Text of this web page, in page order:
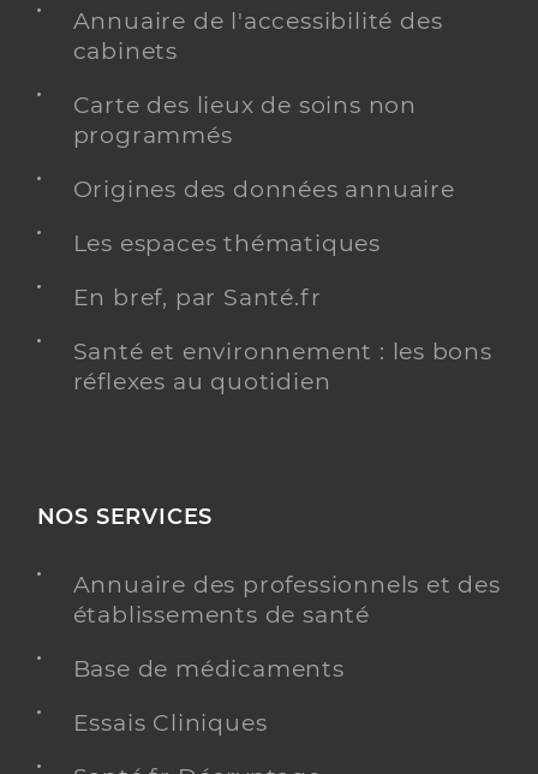
Annuaire de l'accessibilité des
cabinets
Carte des lieux de soins non
programmés
Origines des données annuaire
Les espaces thématiques
En bref, par Santé.fr
Santé et environnement : les bons
réflexes au quotidien
NOS SERVICES
Annuaire des professionnels et des
établissements de santé
Base de médicaments
Essais Cliniques